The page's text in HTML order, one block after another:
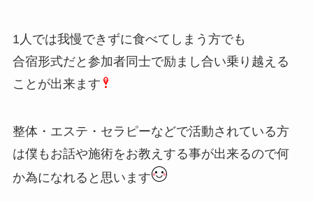
1人では我慢できずに食べてしまう方でも
合宿形式だと参加者同士で励まし合い乗り越える
ことが出来ます
整体・エステ・セラピーなどで活動されている方
は僕もお話や施術をお教えする事が出来るので何
か為になれると思います